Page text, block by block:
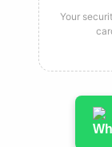
Your